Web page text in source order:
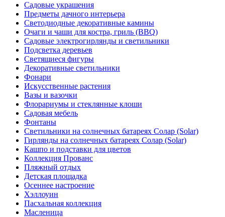
Садовые украшения
Предметы дачного интерьера
Светодиодные декоративные камины
Очаги и чаши для костра, гриль (BBQ)
Садовые электрогирлянды и светильники
Подсветка деревьев
Светящиеся фигуры
Декоративные светильники
Фонари
Искусственные растения
Вазы и вазочки
Флорариумы и стеклянные клоши
Садовая мебель
Фонтаны
Светильники на солнечных батареях Солар (Solar)
Гирлянды на солнечных батареях Солар (Solar)
Кашпо и подставки для цветов
Коллекция Прованс
Пляжный отдых
Детская площадка
Осеннее настроение
Хэллоуин
Пасхальная коллекция
Масленица